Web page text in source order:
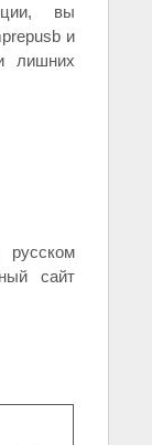
вы
и
лишних
сайт